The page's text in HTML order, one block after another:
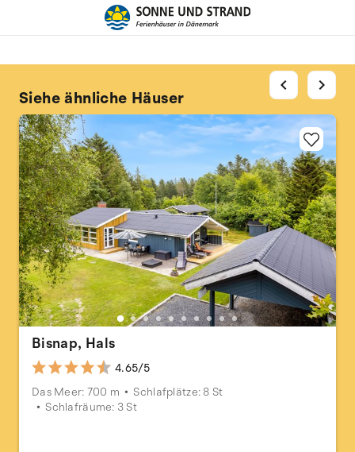
Siehe ähnliche Häuser
Bisnap, Hals
4.65/5
Das Meer: 700 m
Schlafplätze: 8 St
Schlafräume: 3 St
chevron_left chevron_right